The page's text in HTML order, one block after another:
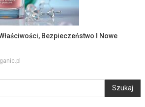
Bezpieczeństwo I Nowe
Szukaj